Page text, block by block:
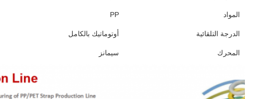
المواد PP
الدرجة التلقائية أوتوماتيك بالكامل
المحرك سيمانز